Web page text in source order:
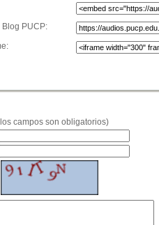
PUCP:
campos son obligatorios)